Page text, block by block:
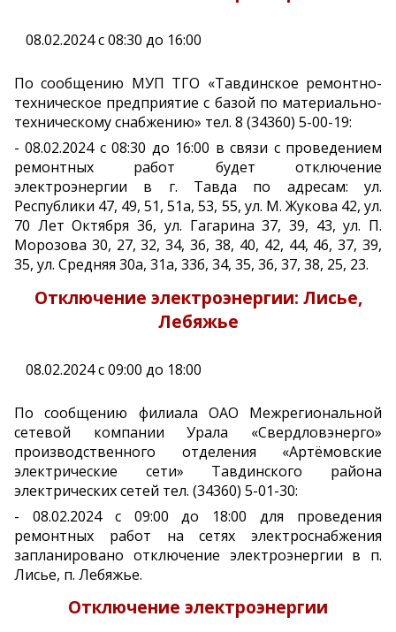
08.02.2024 с 08:30 до 16:00
По сообщению МУП ТГО «Тавдинское ремонтно-
техническое предприятие с базой по материально-
техническому снабжению» тел. 8 (34360) 5-00-19:
- 08.02.2024 с 08:30 до 16:00 в связи с проведением
ремонтных работ будет отключение
электроэнергии в г. Тавда по адресам: ул.
Республики 47, 49, 51, 51а, 53, 55, ул. М. Жукова 42, ул.
70 Лет Октября 36, ул. Гагарина 37, 39, 43, ул. П.
Морозова 30, 27, 32, 34, 36, 38, 40, 42, 44, 46, 37, 39,
35, ул. Средняя 30а, 31а, 33б, 34, 35, 36, 37, 38, 25, 23.
Отключение электроэнергии: Лисье,
Лебяжье
08.02.2024 с 09:00 до 18:00
По сообщению филиала ОАО Межрегиональной
сетевой компании Урала «Свердловэнерго»
производственного отделения «Артёмовские
электрические сети» Тавдинского района
электрических сетей тел. (34360) 5-01-30:
- 08.02.2024 с 09:00 до 18:00 для проведения
ремонтных работ на сетях электроснабжения
запланировано отключение электроэнергии в п.
Лисье, п. Лебяжье.
Отключение электроэнергии